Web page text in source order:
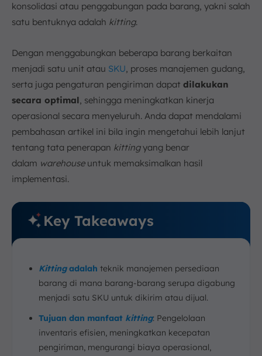
7. Solusi Teknologi untuk Mendukung Kitting
b. Automasi Gudang
c. Software Kitting
8. Kesimpulan
FAQ:
konsolidasi atau penggabungan pada barang, yakni salah
satu bentuknya adalah kitting.
Dengan menggabungkan beberapa barang berkaitan
menjadi satu unit atau SKU, proses manajemen gudang,
serta juga pengaturan pengiriman dapat dilakukan
secara optimal, sehingga meningkatkan kinerja
operasional secara menyeluruh. Anda dapat mendalami
pembahasan artikel ini bila ingin mengetahui lebih lanjut
tentang tata penerapan kittingyang benar
dalam warehouseuntuk memaksimalkan hasil
implementasi.
Key Takeaways
Kittingadalah teknik manajemen persediaan
barang di mana barang-barang serupa digabung
menjadi satu SKU untuk dikirim atau dijual.
Tujuan dan manfaat kitting: Pengelolaan
inventaris efisien, meningkatkan kecepatan
pengiriman, mengurangi biaya operasional,